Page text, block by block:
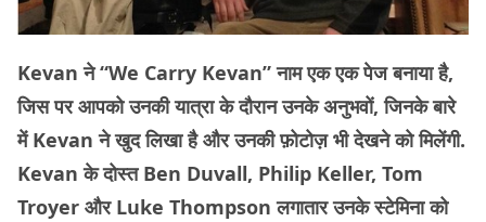
Kevan ने “We Carry Kevan” नाम एक एक पेज बनाया है,
जिस पर आपको उनकी यात्रा के दौरान उनके अनुभवों, जिनके बारे
में Kevan ने खुद लिखा है और उनकी फ़ोटोज़ भी देखने को मिलेंगी.
Kevan के दोस्त Ben Duvall, Philip Keller, Tom
Troyer और Luke Thompson लगातार उनके स्टेमिना को